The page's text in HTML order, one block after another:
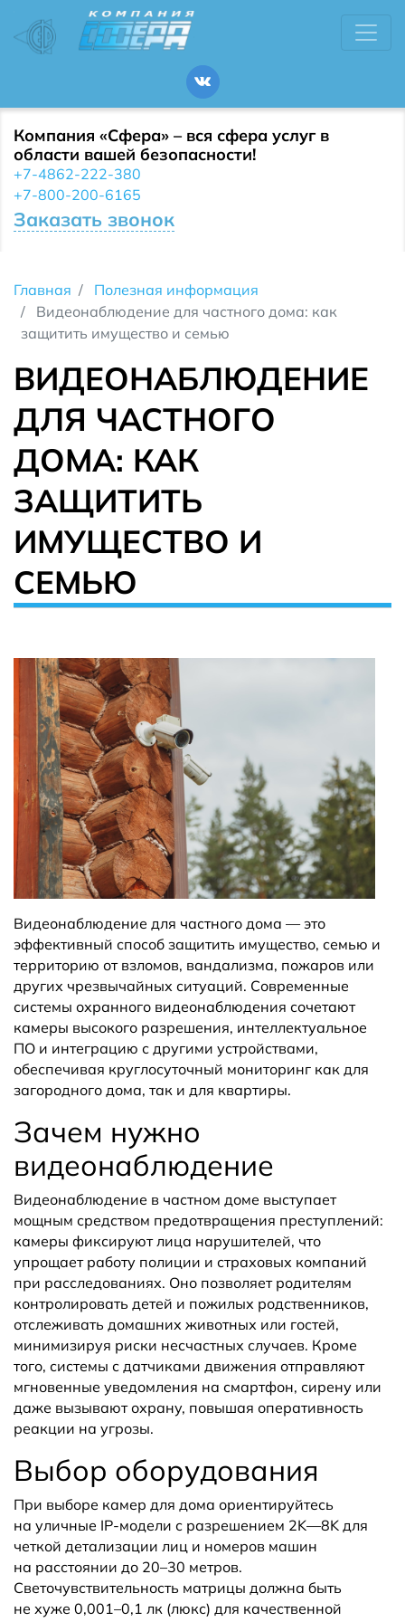
Компания «Сфера» – вся сфера услуг в
области вашей безопасности!
+7-4862-222-380
+7-800-200-6165
Заказать звонок
Главная
Полезная информация
Видеонаблюдение для частного дома: как
защитить имущество и семью
ВИДЕОНАБЛЮДЕНИЕ
ДЛЯ ЧАСТНОГО
ДОМА: КАК
ЗАЩИТИТЬ
ИМУЩЕСТВО И
СЕМЬЮ
Видеонаблюдение для частного дома — это
эффективный способ защитить имущество, семью и
территорию от взломов, вандализма, пожаров или
других чрезвычайных ситуаций. Современные
системы охранного видеонаблюдения сочетают
камеры высокого разрешения, интеллектуальное
ПО и интеграцию с другими устройствами,
обеспечивая круглосуточный мониторинг как для
загородного дома, так и для квартиры.
Зачем нужно
видеонаблюдение
Видеонаблюдение в частном доме выступает
мощным средством предотвращения преступлений:
камеры фиксируют лица нарушителей, что
упрощает работу полиции и страховых компаний
при расследованиях. Оно позволяет родителям
контролировать детей и пожилых родственников,
отслеживать домашних животных или гостей,
минимизируя риски несчастных случаев. Кроме
того, системы с датчиками движения отправляют
мгновенные уведомления на смартфон, сирену или
даже вызывают охрану, повышая оперативность
реакции на угрозы.
Выбор оборудования
При выборе камер для дома ориентируйтесь
на уличные IP-модели с разрешением 2K—8K для
четкой детализации лиц и номеров машин
на расстоянии до 20–30 метров.
Светочувствительность матрицы должна быть
не хуже 0,001–0,1 лк (люкс) для качественной